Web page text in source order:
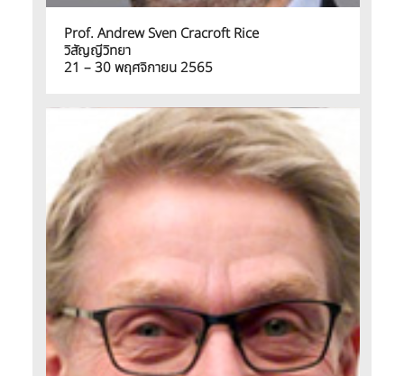
Prof. Andrew Sven Cracroft Rice
วิสัญญีวิทยา
21 – 30 พฤศจิกายน 2565